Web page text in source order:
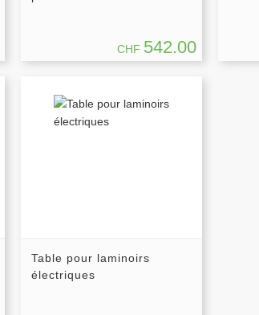
CHF 542.00
Table pour laminoirs
électriques